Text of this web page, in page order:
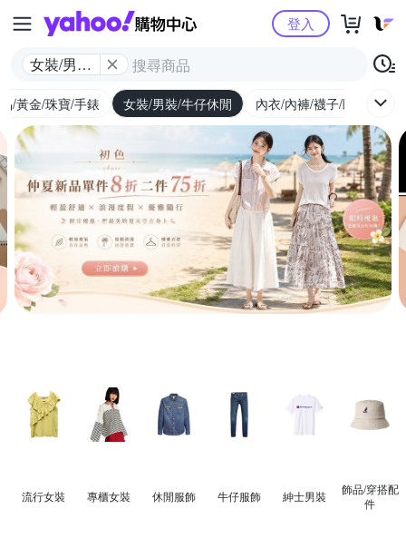
Yahoo購物中心
女裝/男裝/
登入
/黃金/珠寶/手錶 女裝/男裝/牛仔休閒 內衣/內褲/襪子/睡衣
流行女裝 專櫃女裝 休閒服飾 牛仔服飾 紳士​男裝
飾品​/​穿搭​配
件